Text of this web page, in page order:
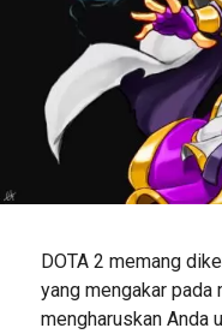
DOTA 2 memang
yang mengakar pada
mengharuskan Anda